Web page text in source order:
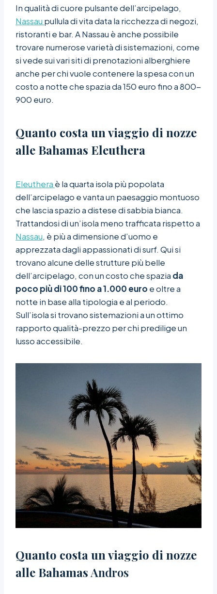
In qualità di cuore pulsante dell’arcipelago,
Nassau pullula di vita data la ricchezza di negozi,
ristoranti e bar. A Nassau è anche possibile
trovare numerose varietà di sistemazioni, come
si vede sui vari siti di prenotazioni alberghiere
anche per chi vuole contenere la spesa con un
costo a notte che spazia da 150 euro fino a 800-
900 euro.
Quanto costa un viaggio di nozze
alle Bahamas Eleuthera
Eleuthera è la quarta isola più popolata
dell’arcipelago e vanta un paesaggio montuoso
che lascia spazio a distese di sabbia bianca.
Trattandosi di un’isola meno trafficata rispetto a
Nassau, è più a dimensione d’uomo e
apprezzata dagli appassionati di surf. Qui si
trovano alcune delle strutture più belle
dell’arcipelago, con un costo che spazia da
poco più di 100 fino a 1.000 euro e oltre a
notte in base alla tipologia e al periodo.
Sull’isola si trovano sistemazioni a un ottimo
rapporto qualità-prezzo per chi predilige un
lusso accessibile.
Quanto costa un viaggio di nozze
alle Bahamas Andros